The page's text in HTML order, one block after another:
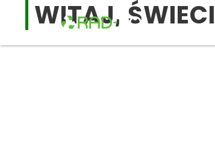
WITAJ,